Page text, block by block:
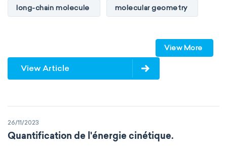
long-chain molecule molecular geometry
multiple central atoms non-polar
physical properties polarity
VSEPR
View More
View Article
26/11/2023
Quantification de l'énergie cinétique.